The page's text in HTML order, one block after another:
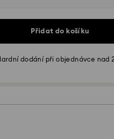
Přidat do košíku
dodání při objednávce nad
od pondělí do pátku do 10:00